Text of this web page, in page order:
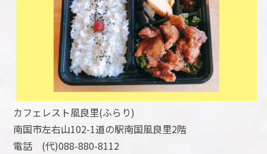
カフェレスト風良里(ふらり)
南国市左右山102-1道の駅南国風良里2階
電話 (代)088-880-8112